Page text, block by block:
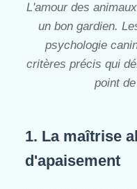
L'amour des
un bon gardien.
psychologie
critères précis qui
point
1. La maîtrise
d'apaisement